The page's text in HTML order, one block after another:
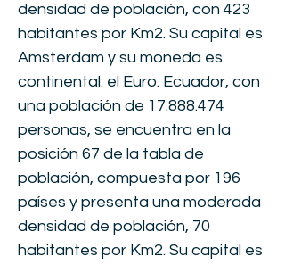
densidad de población, con 423
habitantes por Km2. Su capital es
Amsterdam y su moneda es
continental: el Euro. Ecuador, con
una población de 17.888.474
personas, se encuentra en la
posición 67 de la tabla de
población, compuesta por 196
países y presenta una moderada
densidad de población, 70
habitantes por Km2. Su capital es